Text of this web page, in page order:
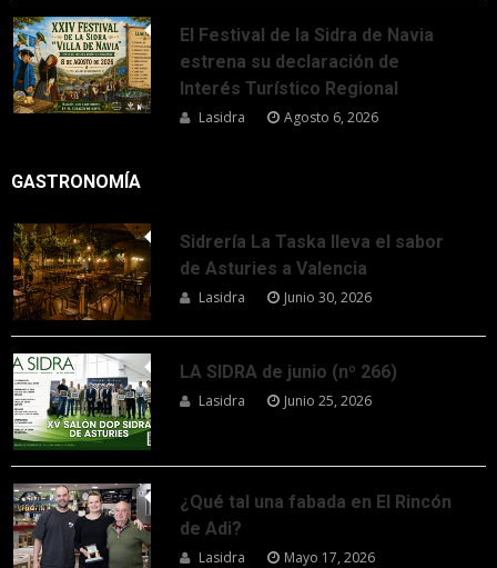
El Festival de la Sidra de Navia
estrena su declaración de
Interés Turístico Regional
Lasidra Agosto 6, 2026
GASTRONOMÍA
Sidrería La Taska lleva el sabor
de Asturies a Valencia
Lasidra Junio 30, 2026
LA SIDRA de junio (nº 266)
Lasidra Junio 25, 2026
¿Qué tal una fabada en El Rincón
de Adi?
Lasidra Mayo 17, 2026